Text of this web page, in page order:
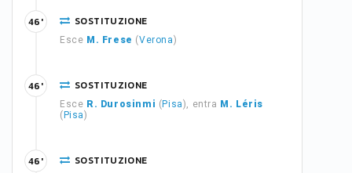
SOSTITUZIONE
Esce M. Frese (Verona)
46'
SOSTITUZIONE
Esce R. Durosinmi ( Pisa), entra M. Léris
( Pisa)
46'
SOSTITUZIONE
46'